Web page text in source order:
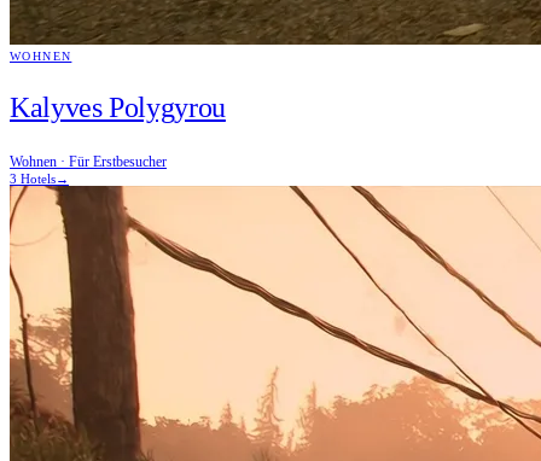
WOHNEN
Kalyves Polygyrou
Wohnen · Für Erstbesucher
3 Hotels→